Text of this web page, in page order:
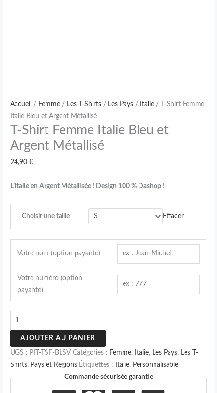
Accueil / Femme / Les T-Shirts / Les Pays / Italie / T-Shirt Femme
Italie Bleu et Argent Métallisé
T-Shirt Femme Italie Bleu et
Argent Métallisé
24,90€
L’Italie en Argent Métallisée ! Design 100 % Dashop !
Choisir une taille Effacer
Votre nom (option payante)
Votre numéro (option
payante)
AJOUTER AU PANIER
UGS : PIT-TSF-BLSV Catégories : Femme, Italie, Les Pays, Les T-
Shirts, Pays et Régions Étiquettes : Italie, Personnalisable
Commande sécurisée garantie